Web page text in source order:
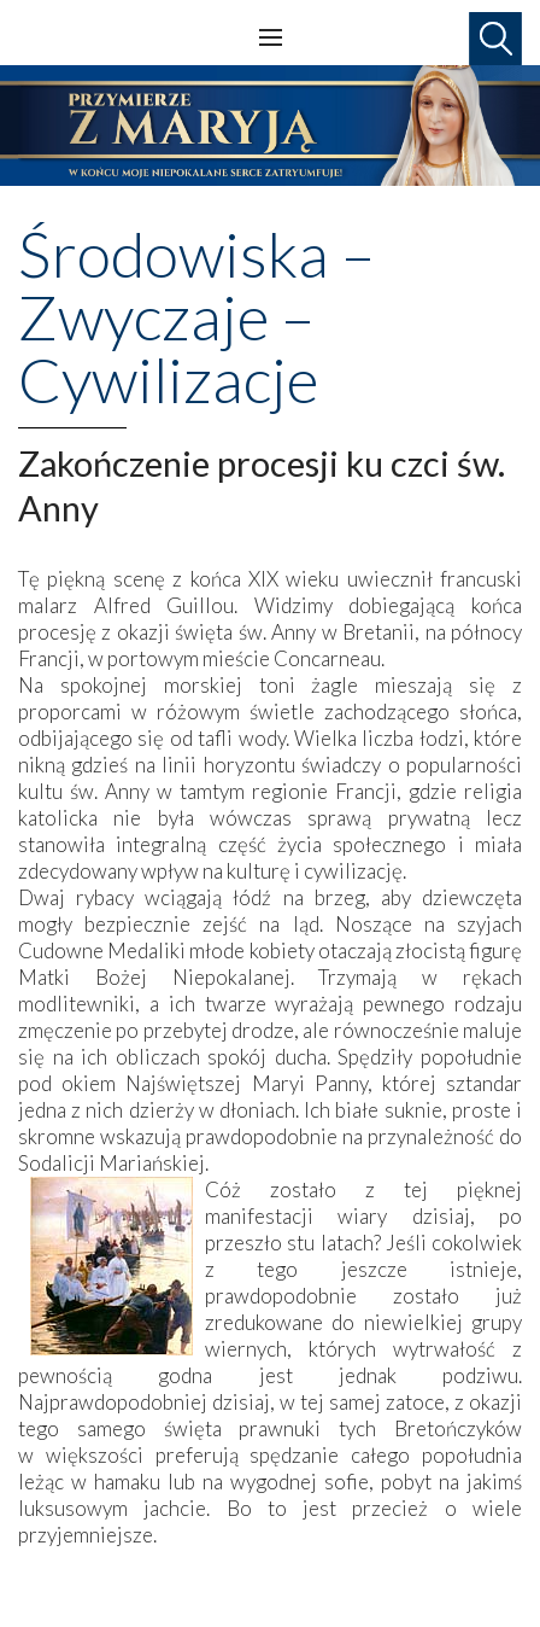
Środowiska –
Zwyczaje –
Cywilizacje
Zakończenie procesji ku czci św.
Anny
Tę piękną scenę z końca XIX wieku uwiecznił francuski
malarz Alfred Guillou. Widzimy dobiegającą końca
procesję z okazji święta św. Anny w Bretanii, na północy
Francji, w portowym mieście Concarneau.
Na spokojnej morskiej toni żagle mieszają się z
proporcami w różowym świetle zachodzącego słońca,
odbijającego się od tafli wody. Wielka liczba łodzi, które
nikną gdzieś na linii horyzontu świadczy o popularności
kultu św. Anny w tamtym regionie Francji, gdzie religia
katolicka nie była wówczas sprawą prywatną lecz
stanowiła integralną część życia społecznego i miała
zdecydowany wpływ na kulturę i cywilizację.
Dwaj rybacy wciągają łódź na brzeg, aby dziewczęta
mogły bezpiecznie zejść na ląd. Noszące na szyjach
Cudowne Medaliki młode kobiety otaczają złocistą figurę
Matki Bożej Niepokalanej. Trzymają w rękach
modlitewniki, a ich twarze wyrażają pewnego rodzaju
zmęczenie po przebytej drodze, ale równocześnie maluje
się na ich obliczach spokój ducha. Spędziły popołudnie
pod okiem Najświętszej Maryi Panny, której sztandar
jedna z nich dzierży w dłoniach. Ich białe suknie, proste i
skromne wskazują prawdopodobnie na przynależność do
Sodalicji Mariańskiej.
Cóż zostało z tej pięknej
manifestacji wiary dzisiaj, po
przeszło stu latach? Jeśli cokolwiek
z tego jeszcze istnieje,
prawdopodobnie zostało już
zredukowane do niewielkiej grupy
wiernych, których wytrwałość z
pewnością godna jest jednak podziwu.
Najprawdopodobniej dzisiaj, w tej samej zatoce, z okazji
tego samego święta prawnuki tych Bretończyków
w większości preferują spędzanie całego popołudnia
leżąc w hamaku lub na wygodnej sofie, pobyt na jakimś
luksusowym jachcie. Bo to jest przecież o wiele
przyjemniejsze.